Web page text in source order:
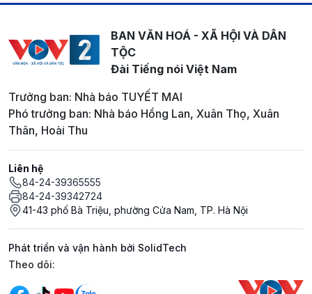
BAN VĂN HOÁ - XÃ HỘI VÀ DÂN
TỘC
Đài Tiếng nói Việt Nam
Trưởng ban: Nhà báo TUYẾT MAI
Phó trưởng ban: Nhà báo Hồng Lan, Xuân Thọ, Xuân
Thân, Hoài Thu
Liên hệ
84-24-39365555
84-24-39342724
41-43 phố Bà Triệu, phường Cửa Nam, TP. Hà Nội
Phát triển và vận hành bởi SolidTech
Mạng xã hội
Theo dõi: